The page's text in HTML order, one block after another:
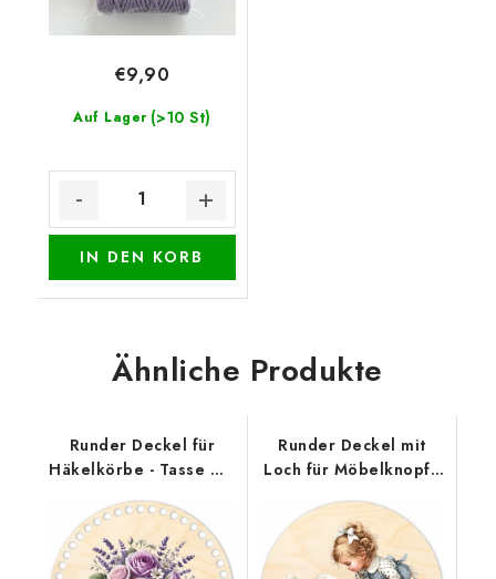
Auf Lager (>10 St)
€9,90
IN DEN KORB
Ähnliche Produkte
Runder Deckel für
Häkelkörbe - Tasse mit
Runder Deckel mit
Loch für Möbelknopf -